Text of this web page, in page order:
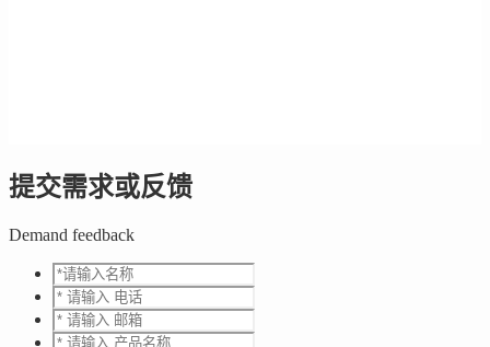
提交需求或反馈
Demand feedback